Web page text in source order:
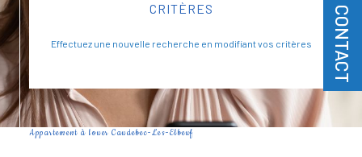
CONTACT
CRITÈRES
Effectuez une nouvelle recherche en modifiant vos critères
Appartement à louer Caudebec-Les-Elbeuf